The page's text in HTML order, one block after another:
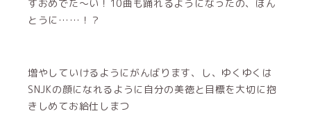
すおめでた〜い！10曲も踊れるようになったの、ほん
とうに……！？
増やしていけるようにがんばります、し、ゆくゆくは
SNJKの顔になれるように自分の美徳と目標を大切に抱
きしめてお給仕しまつ